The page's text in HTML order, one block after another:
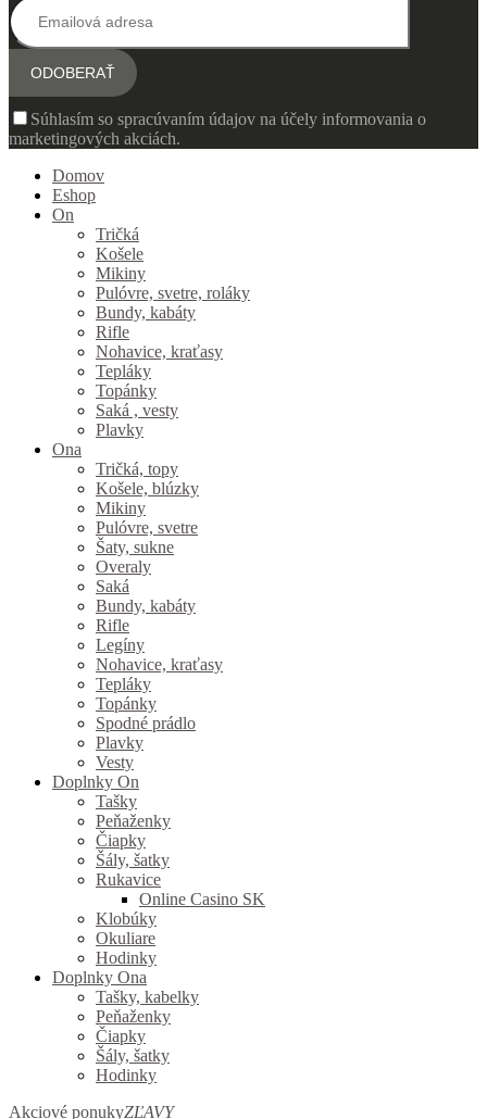
Súhlasím so spracúvaním údajov na účely informovania o
marketingových akciách.
Domov
Eshop
On
Tričká
Košele
Mikiny
Pulóvre, svetre, roláky
Bundy, kabáty
Rifle
Nohavice, kraťasy
Tepláky
Topánky
Saká , vesty
Plavky
Ona
Tričká, topy
Košele, blúzky
Mikiny
Pulóvre, svetre
Šaty, sukne
Overaly
Saká
Bundy, kabáty
Rifle
Legíny
Nohavice, kraťasy
Tepláky
Topánky
Spodné prádlo
Plavky
Vesty
Doplnky On
Tašky
Peňaženky
Čiapky
Šály, šatky
Rukavice
Online Casino SK
Klobúky
Okuliare
Hodinky
Doplnky Ona
Tašky, kabelky
Peňaženky
Čiapky
Šály, šatky
Hodinky
Akciové ponukyZĽAVY